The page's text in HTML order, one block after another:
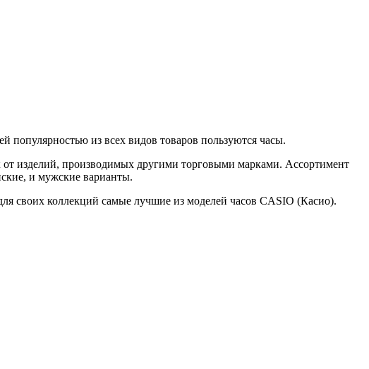
из всех видов товаров пользуются часы.
изделий, производимых другими торговыми марками. Ассортимент
и мужские варианты.
своих коллекций самые лучшие из моделей часов CASIO (Касио).